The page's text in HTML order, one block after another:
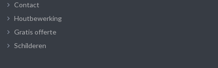
Contact
Houtbewerking
Gratis offerte
Schilderen